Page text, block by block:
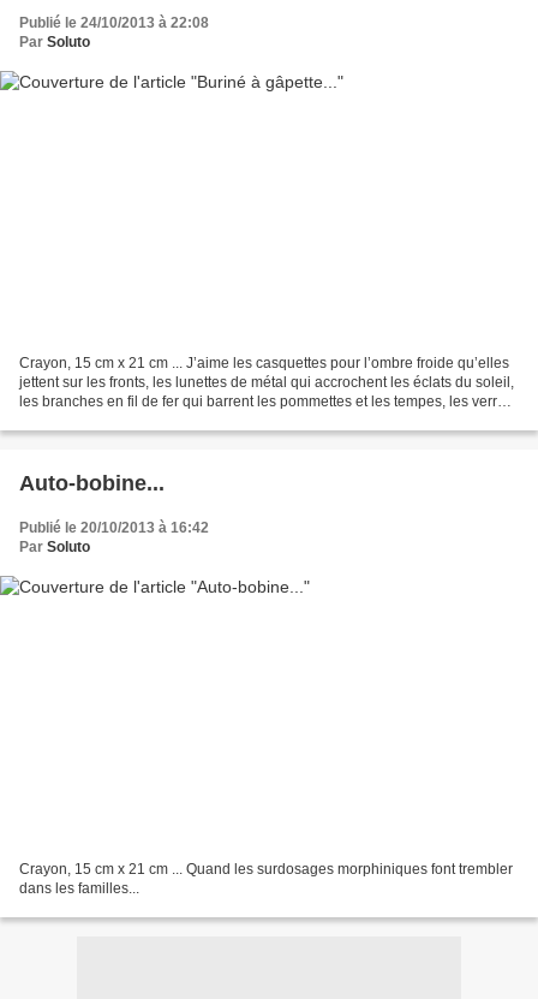
Publié le 24/10/2013 à 22:08
Par Soluto
Crayon, 15 cm x 21 cm ... J’aime les casquettes pour l’ombre froide qu’elles
jettent sur les fronts, les lunettes de métal qui accrochent les éclats du soleil,
les branches en fil de fer qui barrent les pommettes et les tempes, les verres
Auto-bobine...
Publié le 20/10/2013 à 16:42
Par Soluto
Crayon, 15 cm x 21 cm ... Quand les surdosages morphiniques font trembler
dans les familles...